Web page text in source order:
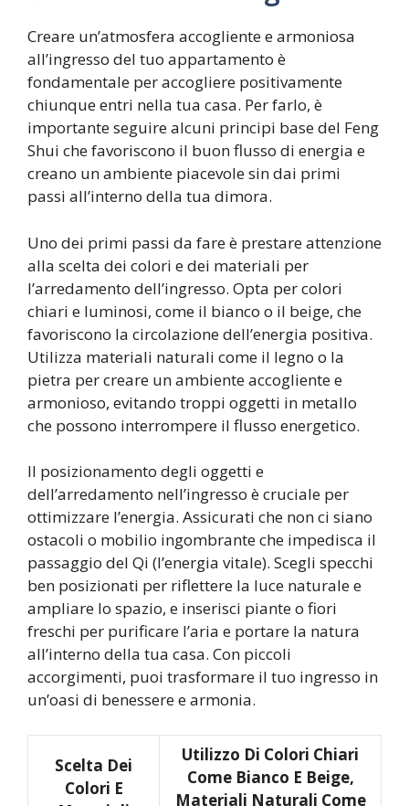
Creare un’atmosfera accogliente e armoniosa
all’ingresso del tuo appartamento è
fondamentale per accogliere positivamente
chiunque entri nella tua casa. Per farlo, è
importante seguire alcuni principi base del Feng
Shui che favoriscono il buon flusso di energia e
creano un ambiente piacevole sin dai primi
passi all’interno della tua dimora.
Uno dei primi passi da fare è prestare attenzione
alla scelta dei colori e dei materiali per
l’arredamento dell’ingresso. Opta per colori
chiari e luminosi, come il bianco o il beige, che
favoriscono la circolazione dell’energia positiva.
Utilizza materiali naturali come il legno o la
pietra per creare un ambiente accogliente e
armonioso, evitando troppi oggetti in metallo
che possono interrompere il flusso energetico.
Il posizionamento degli oggetti e
dell’arredamento nell’ingresso è cruciale per
ottimizzare l’energia. Assicurati che non ci siano
ostacoli o mobilio ingombrante che impedisca il
passaggio del Qi (l’energia vitale). Scegli specchi
ben posizionati per riflettere la luce naturale e
ampliare lo spazio, e inserisci piante o fiori
freschi per purificare l’aria e portare la natura
all’interno della tua casa. Con piccoli
accorgimenti, puoi trasformare il tuo ingresso in
un’oasi di benessere e armonia.
Scelta Dei
Colori E
Utilizzo Di Colori Chiari
Come Bianco E Beige,
Materiali Naturali Come